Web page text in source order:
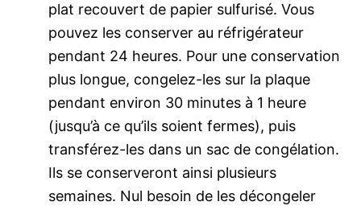
plat recouvert de papier sulfurisé. Vous
pouvez les conserver au réfrigérateur
pendant 24 heures. Pour une conservation
plus longue, congelez-les sur la plaque
pendant environ 30 minutes à 1 heure
(jusqu’à ce qu’ils soient fermes), puis
transférez-les dans un sac de congélation.
Ils se conserveront ainsi plusieurs
semaines. Nul besoin de les décongeler